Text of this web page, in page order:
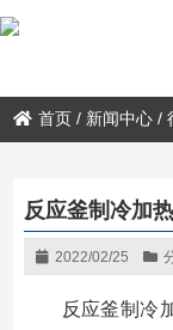
首页 / 新闻中心 /
反应釜制冷加
2022/02/25
反应釜制冷